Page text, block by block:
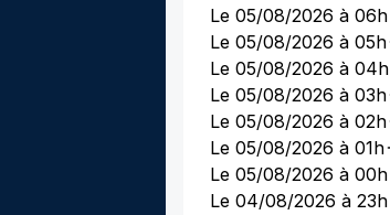
Le 05/08/2026 à 06h
Le 05/08/2026 à 05h
Le 05/08/2026 à 04h
Le 05/08/2026 à 03h
Le 05/08/2026 à 02h
Le 05/08/2026 à 01h
Le 05/08/2026 à 00h
Le 04/08/2026 à 23h